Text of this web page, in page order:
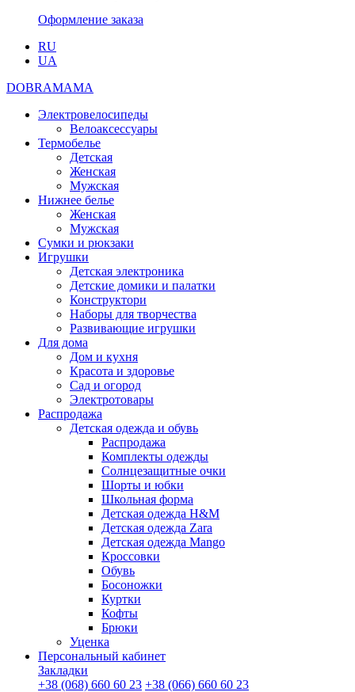
Оформление заказа
RU
UA
DOBRAMAMA
Электровелосипеды
Велоаксессуары
Термобелье
Детская
Женская
Мужская
Нижнее белье
Женская
Мужская
Сумки и рюкзаки
Игрушки
Детская электроника
Детские домики и палатки
Конструктори
Наборы для творчества
Развивающие игрушки
Для дома
Дом и кухня
Красота и здоровье
Сад и огород
Электротовары
Распродажа
Детская одежда и обувь
Распродажа
Комплекты одежды
Солнцезащитные очки
Шорты и юбки
Школьная форма
Детская одежда H&M
Детская одежда Zara
Детская одежда Mango
Кроссовки
Обувь
Босоножки
Куртки
Кофты
Брюки
Уценка
Персональный кабинет
Закладки
+38 (068) 660 60 23 +38 (066) 660 60 23